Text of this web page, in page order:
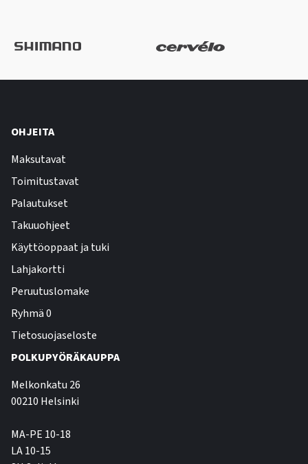
OHJEITA
Maksutavat
Toimitustavat
Palautukset
Takuuohjeet
Käyttöoppaat ja tuki
Lahjakortti
Peruutuslomake
Ryhmä 0
Tietosuojaseloste
POLKUPYÖRÄKAUPPA
Melkonkatu 26
00210 Helsinki
MA-PE 10-18
LA 10-15